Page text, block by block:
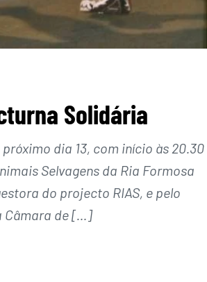
Solidária
dia 13, com início às 20.30
Selvagens da Ria Formosa
do projecto RIAS, e pelo
Câmara de […]